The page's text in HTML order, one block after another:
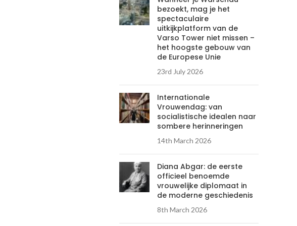
bezoekt, mag je het
spectaculaire
uitkijkplatform van de
Varso Tower niet missen –
het hoogste gebouw van
de Europese Unie
23rd July 2026
Internationale
Vrouwendag: van
socialistische idealen naar
sombere herinneringen
14th March 2026
Diana Abgar: de eerste
officieel benoemde
vrouwelijke diplomaat in
de moderne geschiedenis
8th March 2026